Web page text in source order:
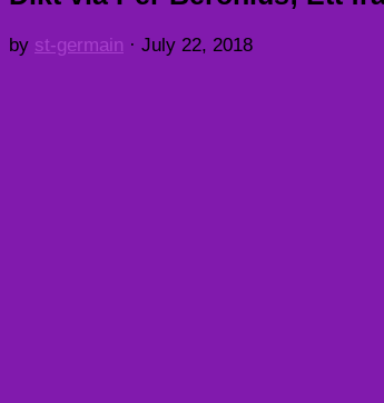
by st-germain · July 22, 2018